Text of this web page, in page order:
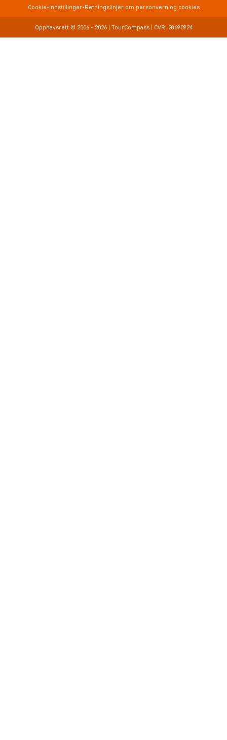
Deutschland
Danmark
Cookie-innstillinger•Retningslinjer om personvern og cookies
Opphavsrett © 2006 - 2026 | TourCompass | CVR: 28690924